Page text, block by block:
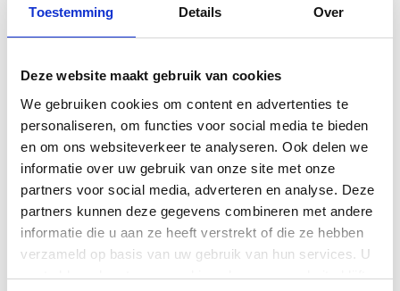
Toestemming Details Over
Deze website maakt gebruik van cookies
We gebruiken cookies om content en advertenties te
personaliseren, om functies voor social media te bieden
en om ons websiteverkeer te analyseren. Ook delen we
informatie over uw gebruik van onze site met onze
partners voor social media, adverteren en analyse. Deze
partners kunnen deze gegevens combineren met andere
informatie die u aan ze heeft verstrekt of die ze hebben
verzameld op basis van uw gebruik van hun services. U
gaat akkoord met onze cookies als u onze website blijft
Ruisarm en duurzaam
vitaal belang voor de algemene prestaties. De gevlochten
hoogwaardige koper als de kerndraad, en biedt een
beschermend omhulsel voor superieure ruisonderdrukking en
een blijvende duurzaamheid. Een geleidende PVC-laag rond
de middelste kern maximaliseert de getrouwheid verder, en
elimineert ruis tijdens het bewegen met de kabel. Onze
connectoren zijn voorzien van 24K gold plating, waardoor ze
corrosiebestendig zijn en een betere geleiding bieden dan
gewone nikkel-connectoren. Tot slot zorgt de aantrekkelijke
geweven buitenmantel voor een extra laag